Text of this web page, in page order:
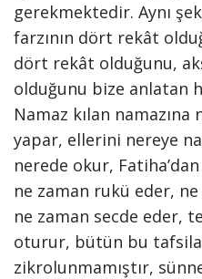
gerekmektedir. Aynı
farzının dört rekât
dört rekât olduğunu,
olduğunu bize anlatan
Namaz kılan namazına
yapar, ellerini nereye
nerede okur,
ne zaman rukü eder,
ne zaman secde eder,
oturur, bütün bu
zikrolunmamıştır,